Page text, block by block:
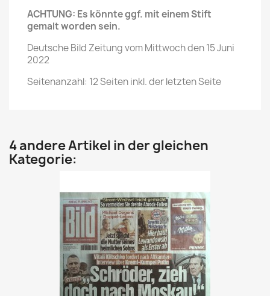
ACHTUNG: Es könnte ggf. mit einem Stift
gemalt worden sein.
Deutsche Bild Zeitung vom Mittwoch den 15 Juni
2022
Seitenanzahl: 12 Seiten inkl. der letzten Seite
4 andere Artikel in der gleichen
Kategorie: